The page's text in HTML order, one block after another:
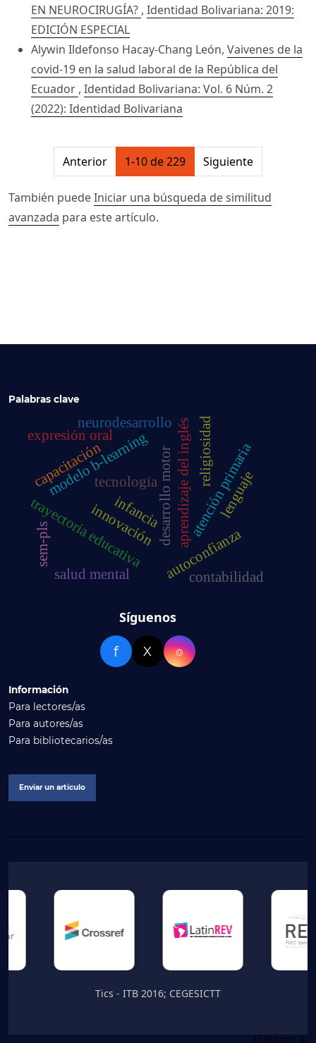
EN NEUROCIRUGÍA? , Identidad Bolivariana: 2019:
EDICIÓN ESPECIAL
Alywin Ildefonso Hacay-Chang León, Vaivenes de la
covid-19 en la salud laboral de la República del
Ecuador , Identidad Bolivariana: Vol. 6 Núm. 2
(2022): Identidad Bolivariana
##issue.pagination##
Anterior 1-10 de 229 Siguiente
También puedeIniciar una búsqueda de similitud
avanzada para este artículo.
Palabras clave
modelo b-learning
tecnología
capacitación
innovación aprendizaje del inglés
expresión oral
autoconfianza
trayectoria educativadesarrollo motor
neurodesarrollo
salud mental
atención primaria
contabilidad
religiosidad
sem-pls
infancia lenguaje
Síguenos
f X ⌾
Información
Para lectores/as
Para autores/as
Para bibliotecarios/as
Enviar un artículo
Tics - ITB 2016; CEGESICTT